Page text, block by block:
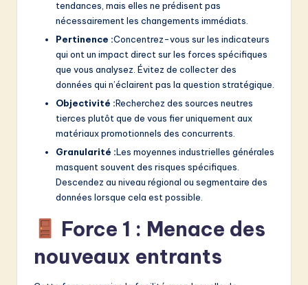
tendances, mais elles ne prédisent pas
nécessairement les changements immédiats.
Pertinence :Concentrez-vous sur les indicateurs
qui ont un impact direct sur les forces spécifiques
que vous analysez. Évitez de collecter des
données qui n’éclairent pas la question stratégique.
Objectivité :Recherchez des sources neutres
tierces plutôt que de vous fier uniquement aux
matériaux promotionnels des concurrents.
Granularité :Les moyennes industrielles générales
masquent souvent des risques spécifiques.
Descendez au niveau régional ou segmentaire des
données lorsque cela est possible.
Force 1 : Menace des
nouveaux entrants